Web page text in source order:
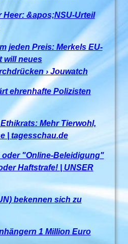
Heer: &apos;NSU-Urteil
jeden Preis: Merkels EU-
will neues
› Jouwatch
ehrenhafte Polizisten
Mehr Tierwohl,
| tagesschau.de
"Online-Beleidigung"
Haftstrafe! | UNSER
bekennen sich zu
1 Million Euro